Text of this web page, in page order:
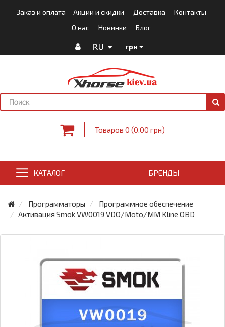
Заказ и оплата Акции и скидки Доставка
Контакты
О нас
Новинки Блог
RU грн
Товаров 0 (0.00 грн)
КАТАЛОГ БРЕНДЫ
Программаторы
Программное обеспечение
Активация Smok VW0019 VDO/Moto/MM Kline OBD